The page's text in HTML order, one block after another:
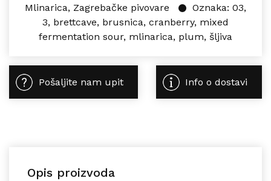
Mlinarica, Zagrebačke pivovare Oznaka: 03,
3, brettcave, brusnica, cranberry, mixed
fermentation sour, mlinarica, plum, šljiva
Pošaljite nam upit Info o dostavi
Opis proizvoda